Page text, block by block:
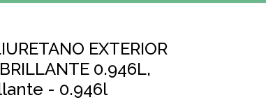
EXTERIOR
0.946L,
- 0.946l